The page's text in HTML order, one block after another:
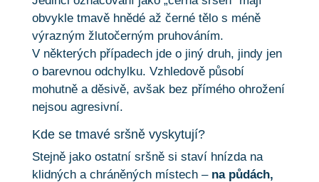
obvykle tmavě hnědé až černé tělo s méně
výrazným žlutočerným pruhováním.
V některých případech jde o jiný druh, jindy jen
o barevnou odchylku. Vzhledově působí
mohutně a děsivě, avšak bez přímého ohrožení
nejsou agresivní.
Kde se tmavé sršně vyskytují?
Stejně jako ostatní sršně si staví hnízda na
klidných a chráněných místech – na půdách,